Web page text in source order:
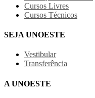
Cursos Livres
Cursos Técnicos
SEJA UNOESTE
Vestibular
Transferência
A UNOESTE